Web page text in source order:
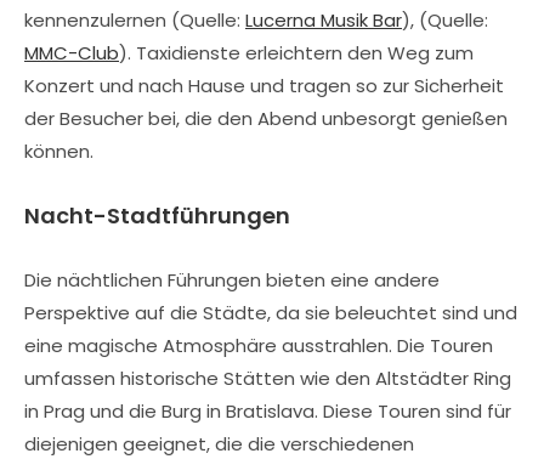
kennenzulernen (Quelle: Lucerna Musik Bar), (Quelle:
MMC-Club). Taxidienste erleichtern den Weg zum
Konzert und nach Hause und tragen so zur Sicherheit
der Besucher bei, die den Abend unbesorgt genießen
können.
Nacht-Stadtführungen
Die nächtlichen Führungen bieten eine andere
Perspektive auf die Städte, da sie beleuchtet sind und
eine magische Atmosphäre ausstrahlen. Die Touren
umfassen historische Stätten wie den Altstädter Ring
in Prag und die Burg in Bratislava. Diese Touren sind für
diejenigen geeignet, die die verschiedenen